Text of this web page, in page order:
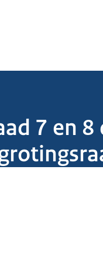
7 en 8